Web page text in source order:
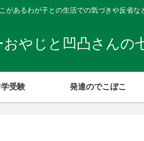
があるわが子との生活での気づきや反省な
おやじと凹凸さんの
受験 発達のでこぼこ